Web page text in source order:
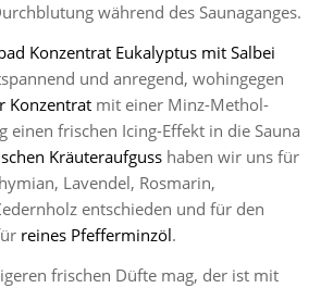
während des Saunaganges.
Konzentrat Eukalyptus mit Salbei
und anregend, wohingegen
Konzentrat mit einer Minz-Methol-
einen frischen Icing-Effekt in die Sauna
Kräuteraufguss haben wir uns für
Lavendel, Rosmarin,
entschieden und für den
reines Pfefferminzöl.
frischen Düfte mag, der ist mit